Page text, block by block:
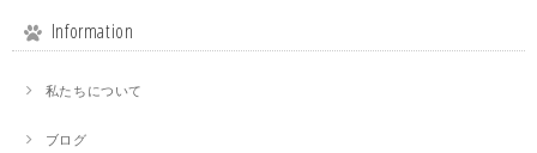
Information
私たちについて
ブログ